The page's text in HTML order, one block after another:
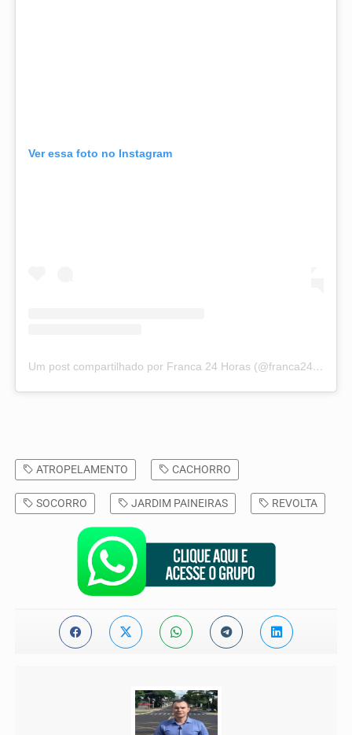
Ver essa foto no Instagram
Um post compartilhado por Franca 24 Horas (@franca24horas)
ATROPELAMENTO CACHORRO
SOCORRO JARDIM PAINEIRAS REVOLTA